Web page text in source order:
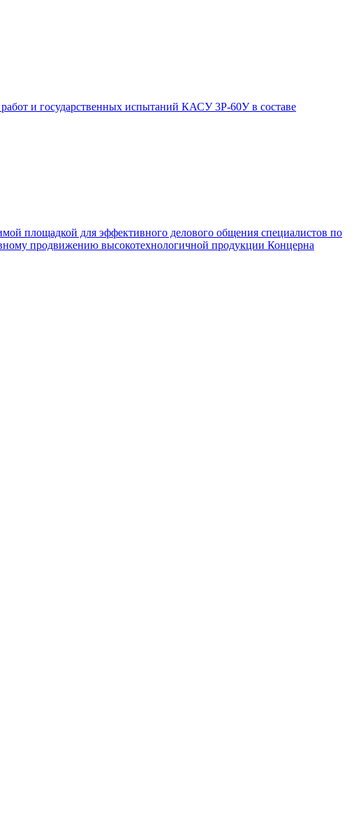
и государственных испытаний КАСУ 3Р-60У в составе
площадкой для эффективного делового общения специалистов по
продвижению высокотехнологичной продукции Концерна